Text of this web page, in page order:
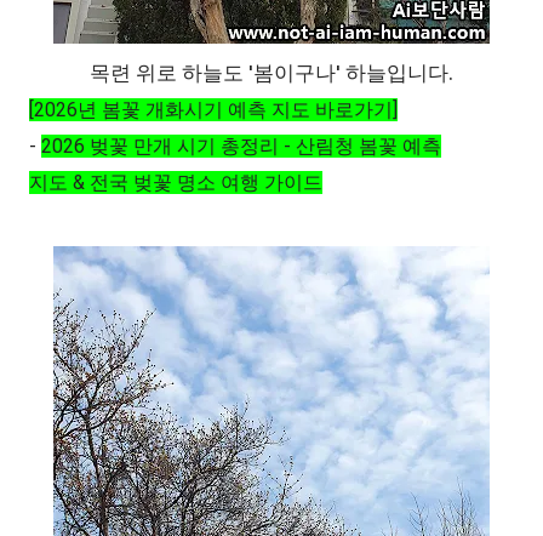
목련 위로 하늘도 '봄이구나' 하늘입니다.
[2026년 봄꽃 개화시기 예측 지도 바로가기]
- 2026 벚꽃 만개 시기 총정리 - 산림청 봄꽃 예측
지도 & 전국 벚꽃 명소 여행 가이드